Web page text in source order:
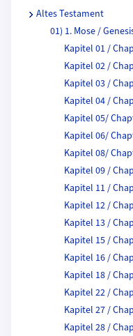
Altes Testament
01) 1. Mose /
Kapitel 01 /
Kapitel 02 /
Kapitel 03 /
Kapitel 04 /
Kapitel 05/
Kapitel 06/
Kapitel 08/
Kapitel 09 /
Kapitel 11 /
Kapitel 12 /
Kapitel 13 /
Kapitel 15 /
Kapitel 16 /
Kapitel 18 /
Kapitel 22 /
Kapitel 27 /
Kapitel 28 /